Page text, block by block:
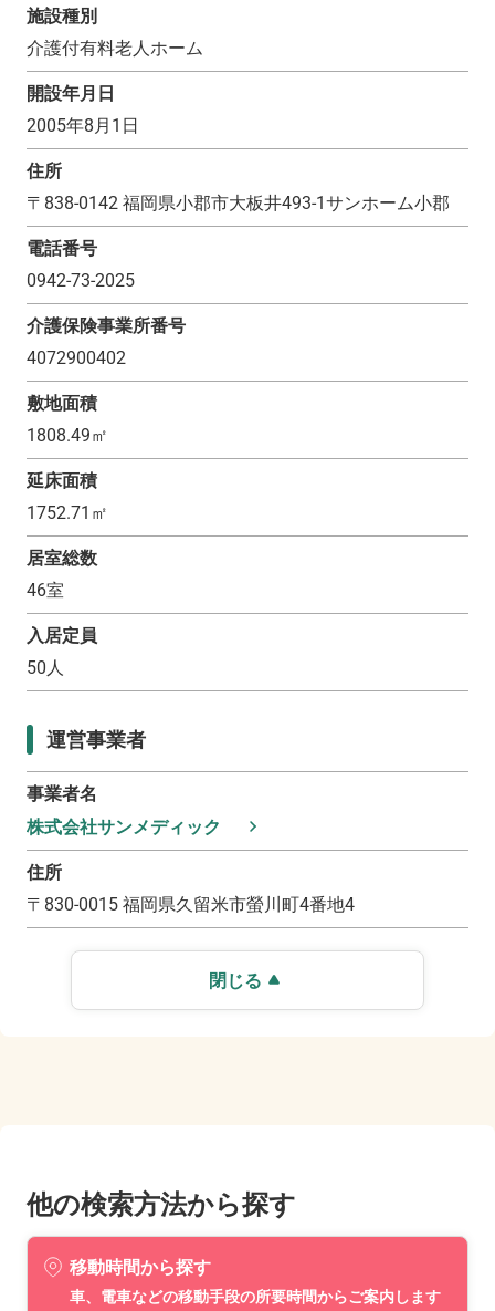
施設種別
介護付有料老人ホーム
開設年月日
2005年8月1日
住所
〒 838-0142 福岡県小郡市大板井493-1サンホーム小郡
電話番号
0942-73-2025
介護保険事業所番号
4072900402
敷地面積
1808.49㎡
延床面積
1752.71 ㎡
居室総数
46室
入居定員
50人
運営事業者
事業者名
株式会社サンメディック
住所
〒 830-0015 福岡県久留米市螢川町4番地4
閉じる
他の検索方法から探す
移動時間から探す
車、電車などの移動手段の所要時間からご案内します